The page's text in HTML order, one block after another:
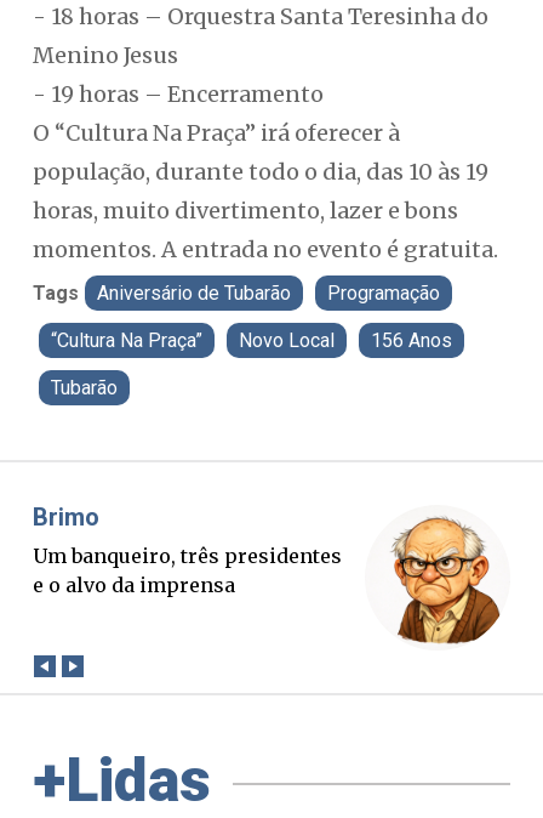
- 18 horas – Orquestra Santa Teresinha do
Menino Jesus
- 19 horas – Encerramento
O “Cultura Na Praça” irá oferecer à
população, durante todo o dia, das 10 às 19
horas, muito divertimento, lazer e bons
momentos. A entrada no evento é gratuita.
Tags Aniversário de Tubarão Programação
“Cultura Na Praça” Novo Local 156 Anos
Tubarão
Misael Elias
O Boato corre mais rápido que a
verdade. Mas quem paga a
+Lidas